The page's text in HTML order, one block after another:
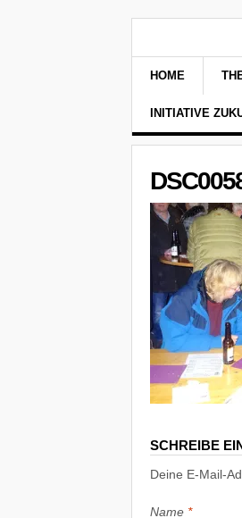
HOME
INITIATIVE
SCHREIBE
Deine E-Mail-
Name *